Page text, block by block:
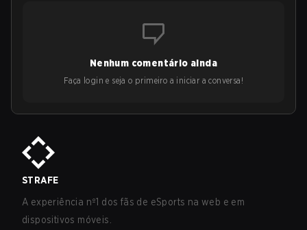
Nenhum comentário ainda
Faça login e seja o primeiro a iniciar a conversa!
STRAFE
A experiência nº1 dos fãs de eSports na web e em
dispositivos móveis.